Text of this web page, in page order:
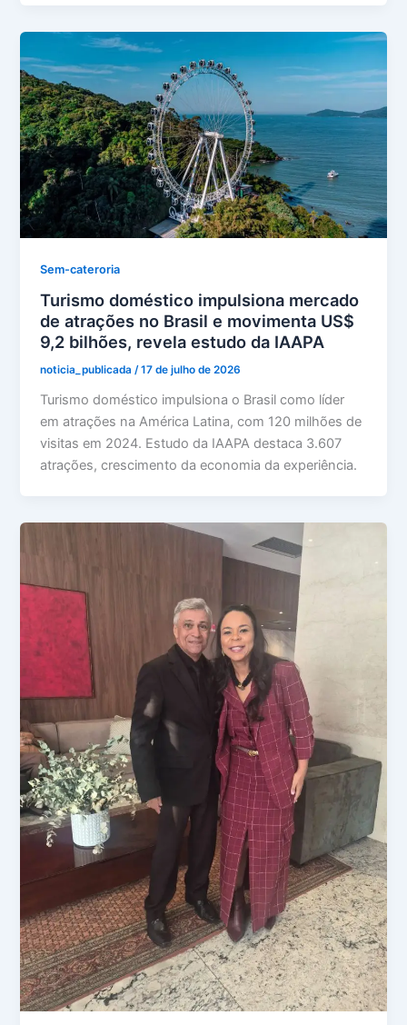
Sem-cateroria
Turismo doméstico impulsiona mercado
de atrações no Brasil e movimenta US$
9,2 bilhões, revela estudo da IAAPA
noticia_publicada/17 de julho de 2026
Turismo doméstico impulsiona o Brasil como líder
em atrações na América Latina, com 120 milhões de
visitas em 2024. Estudo da IAAPA destaca 3.607
atrações, crescimento da economia da experiência.